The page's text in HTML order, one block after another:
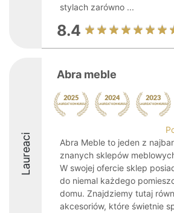
stylach zarówno ...
8.4
Laureaci
Abra meble
Abra Meble to jeden z
znanych sklepów
W swojej ofercie sklep
do niemal każdego
domu. Znajdziemy tutaj
akcesoriów, które świetnie